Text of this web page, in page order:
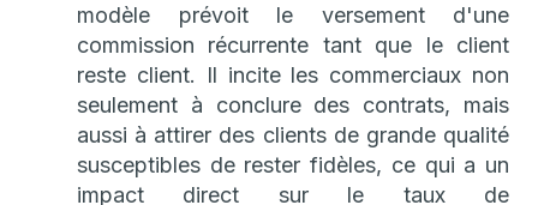
modèle prévoit le versement d'une
commission récurrente tant que le client
reste client. Il incite les commerciaux non
seulement à conclure des contrats, mais
aussi à attirer des clients de grande qualité
susceptibles de rester fidèles, ce qui a un
impact direct sur le taux de